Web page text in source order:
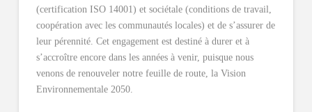
(certification ISO 14001) et sociétale (conditions de travail,
coopération avec les communautés locales) et de s’assurer de
leur pérennité. Cet engagement est destiné à durer et à
s’accroître encore dans les années à venir, puisque nous
venons de renouveler notre feuille de route, la Vision
Environnementale 2050.